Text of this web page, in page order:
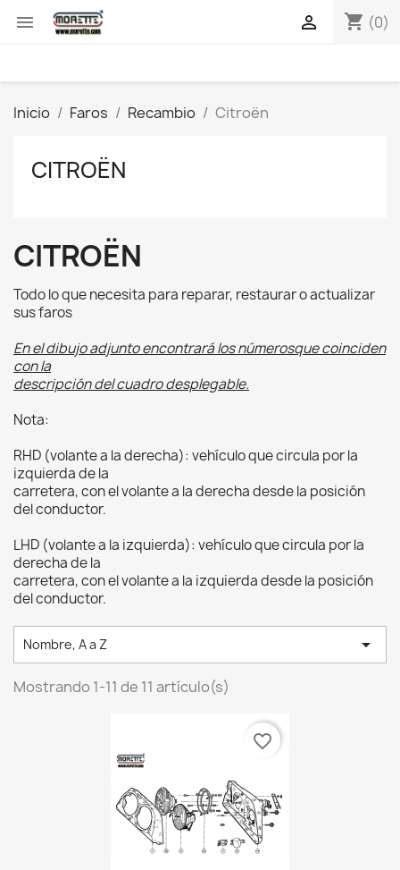
 shopping_cart (0)

Inicio Faros Recambio Citroën
CITROËN
CITROËN
Todo lo que necesita para reparar, restaurar o actualizar
sus faros
En el dibujo adjunto encontrará los númerosque coinciden
con la
descripción del cuadro desplegable.
Nota:
RHD (volante a la derecha): vehículo que circula por la
izquierda de la
carretera, con el volante a la derecha desde la posición
del conductor.
LHD (volante a la izquierda): vehículo que circula por la
derecha de la
carretera, con el volante a la izquierda desde la posición
del conductor.
Nombre, A a Z 
Mostrando 1-11 de 11 artículo(s)
favorite_border